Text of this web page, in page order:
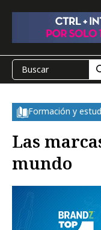
Formación y
Las
mundo